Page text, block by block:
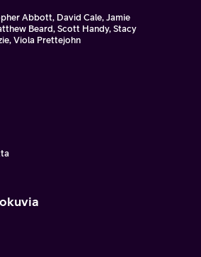
Abbott, David Cale, Jamie
Beard, Scott Handy, Stacy
Viola Prettejohn